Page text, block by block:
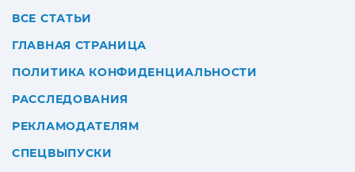
ВСЕ СТАТЬИ
ГЛАВНАЯ СТРАНИЦА
ПОЛИТИКА КОНФИДЕНЦИАЛЬНОСТИ
РАССЛЕДОВАНИЯ
РЕКЛАМОДАТЕЛЯМ
СПЕЦВЫПУСКИ